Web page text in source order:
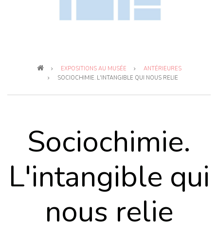
d'ArianeEXPOSITIONS AU MUSÉE
ANTÉRIEURES
SOCIOCHIMIE. L'INTANGIBLE QUI NOUS RELIE
Sociochimie.
L'intangible qui
nous relie